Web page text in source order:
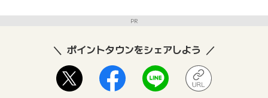
PR
ポイントタウンをシェアしよう